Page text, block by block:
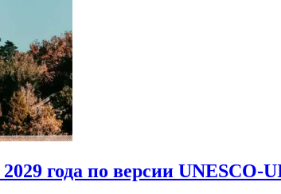
года по версии UNESCO-